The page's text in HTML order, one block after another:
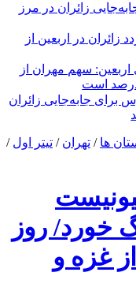
زائران در مرز
زائران در اربعین از
سهم مهران از
برای جابه‌جایی زائران
ها / تهران / تیتر اول /
خورد/ روز
غزه و